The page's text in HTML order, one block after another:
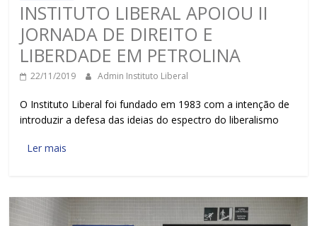
INSTITUTO LIBERAL APOIOU II
JORNADA DE DIREITO E
LIBERDADE EM PETROLINA
22/11/2019 Admin Instituto Liberal
O Instituto Liberal foi fundado em 1983 com a intenção de
introduzir a defesa das ideias do espectro do liberalismo
Ler mais